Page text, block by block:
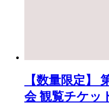
【数量限定】
会 観覧チケッ